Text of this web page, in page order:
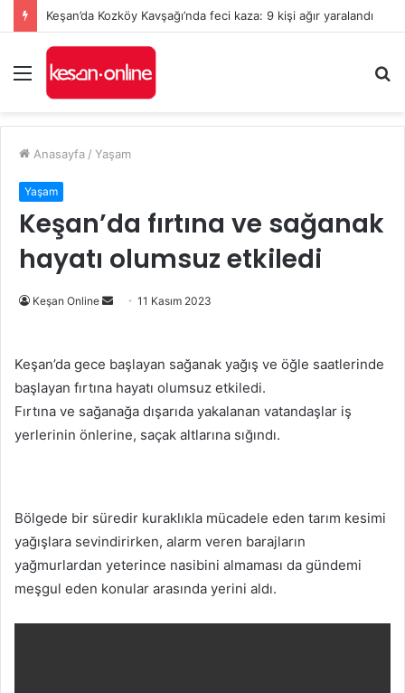
Keşan’da Kozköy Kavşağı’nda feci kaza: 9 kişi ağır yaralandı
Menü
...
Anasayfa / Yaşam
Yaşam
Keşan’da fırtına ve sağanak
hayatı olumsuz etkiledi
Keşan Online
Bir
göndermek
11 Kasım 2023
Keşan’da gece başlayan sağanak yağış ve öğle saatlerinde
başlayan fırtına hayatı olumsuz etkiledi.
Fırtına ve sağanağa dışarıda yakalanan vatandaşlar iş
yerlerinin önlerine, saçak altlarına sığındı.
Bölgede bir süredir kuraklıkla mücadele eden tarım kesimi
yağışlara sevindirirken, alarm veren barajların
yağmurlardan yeterince nasibini almaması da gündemi
meşgul eden konular arasında yerini aldı.